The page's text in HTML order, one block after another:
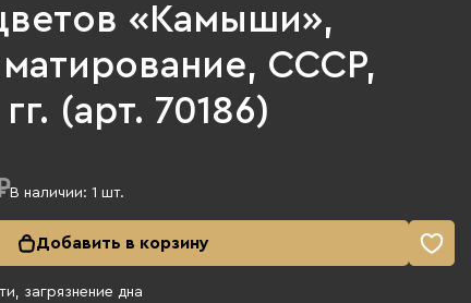
«Камыши»,
матирование, СССР,
(арт. 70186)
В наличии: 1 шт.
Добавить в корзину
загрязнение дна